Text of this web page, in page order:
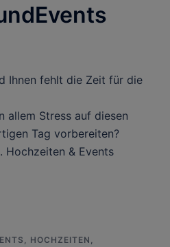
Ihnen fehlt die Zeit für die
allem Stress auf diesen
Tag vorbereiten?
Hochzeiten & Events
HOCHZEITEN